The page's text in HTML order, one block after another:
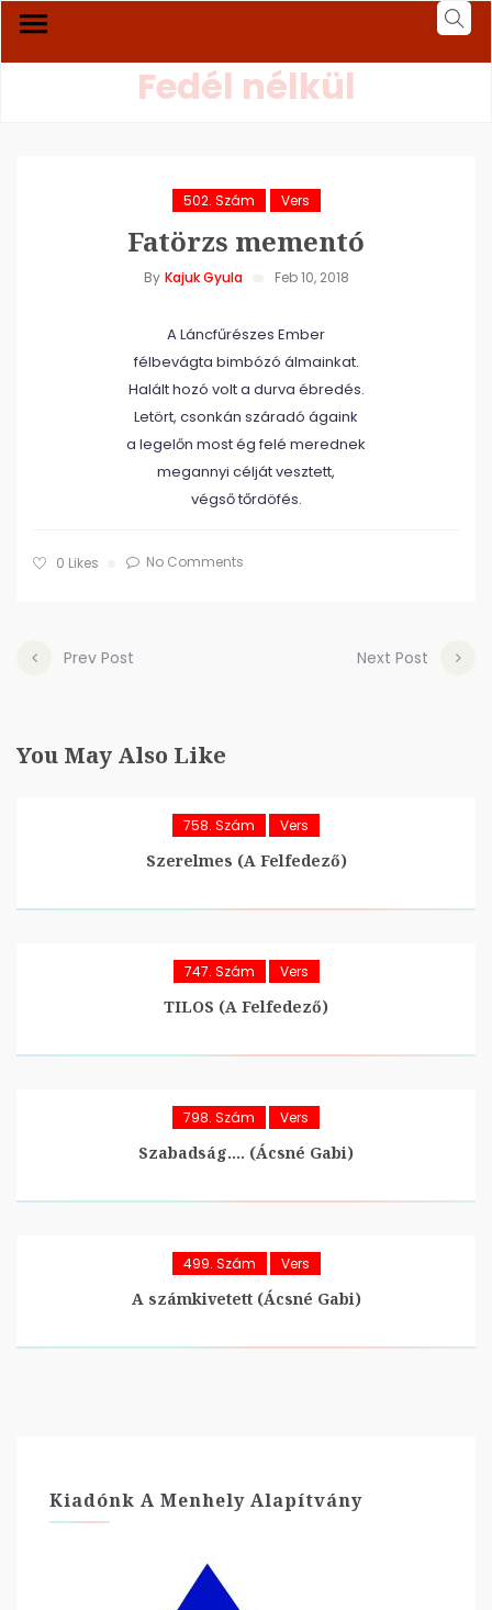
Fedél nélkül
502. Szám Vers
Fatörzs mementó
By Kajuk Gyula Feb 10, 2018
A Láncfűrészes Ember
félbevágta bimbózó álmainkat.
Halált hozó volt a durva ébredés.
Letört, csonkán száradó ágaink
a legelőn most ég felé merednek
megannyi célját vesztett,
végső tőrdöfés.
0 Likes No Comments
Prev Post Next Post
You May Also Like
758. Szám Vers
Szerelmes (A Felfedező)
747. Szám Vers
TILOS (A Felfedező)
798. Szám Vers
Szabadság…. (Ácsné Gabi)
499. Szám Vers
A számkivetett (Ácsné Gabi)
Kiadónk A Menhely Alapítvány